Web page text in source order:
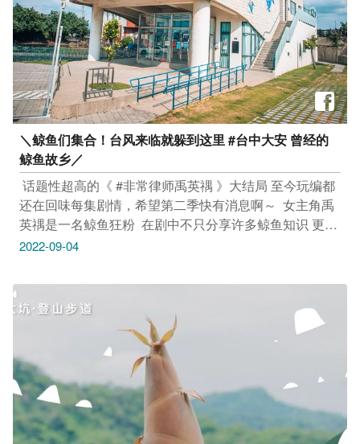
家！​ ​ 活动详情请上台中观光旅游网查询：​
[https://travel.taichung.gov.tw/zh-
tw/event/activitydetail/7518]​ ＿＿＿＿＿＿＿＿＿＿＿​
#2022台中自行车嘉年华​ #安心旅游首选台中
＼鲸鱼们集合！台风来临就躲到这里 #台中大安 曾经的
鲸鱼故乡／​
​ 话题性超高的《 #非常律师禹英禑 》大结局​ 至今玩编都
还在回味每集剧情，希望第二季快有消息啊～​ ​ 女主角禹
英禑是一名鲸鱼狂粉 ​ 在剧中不只分享许多鲸鱼知识​ 更喜
欢鲸鱼在汪洋中善良、有智慧的特性​ ​ 但玩粉们知道，以
海翁窟港 ​ 据说正是因为海边可以看见「海翁」出没​ 海
翁？也就是体型超巨大的鲸鱼啦！​ ​ 等台风过境後，跟玩
编出发去大安​ 看看沿海地带令人着迷的魅力​
_____________​ #安心旅游首选台中​ #勤洗手 #戴口罩
2022-09-04